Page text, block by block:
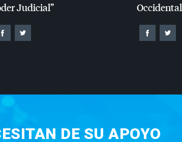
Judicial”
Occidental
DE SU APOYO